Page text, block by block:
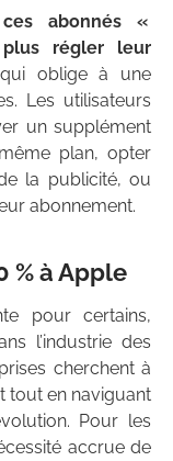
abonnés «
plus régler leur
oblige à une
Les utilisateurs
un supplément
plan, opter
la publicité, ou
abonnement.
% à Apple
pour certains,
l’industrie des
cherchent à
tout en naviguant
Pour les
accrue de